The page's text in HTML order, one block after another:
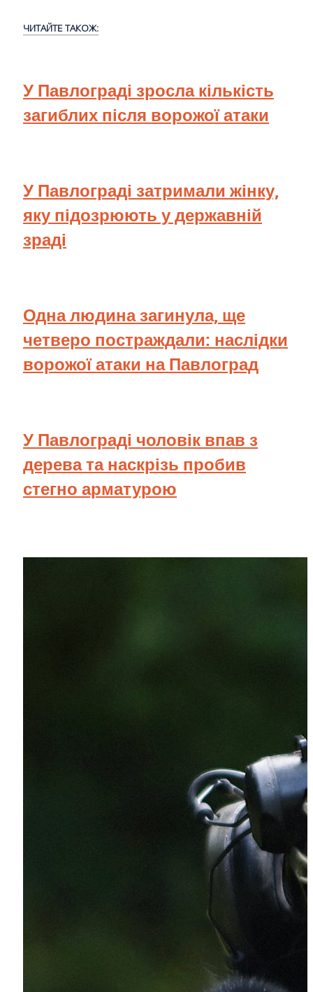
ЧИТАЙТЕ ТАКОЖ:
У Павлограді зросла кількість
загиблих після ворожої атаки
У Павлограді затримали жінку,
яку підозрюють у державній
зраді
Одна людина загинула, ще
четверо постраждали: наслідки
ворожої атаки на Павлоград
У Павлограді чоловік впав з
дерева та наскрізь пробив
стегно арматурою